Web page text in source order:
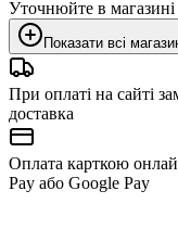
Уточнюйте в магазині
Показати всі
При оплаті на сайті
доставка
Оплата карткою
Pay або Google Pay